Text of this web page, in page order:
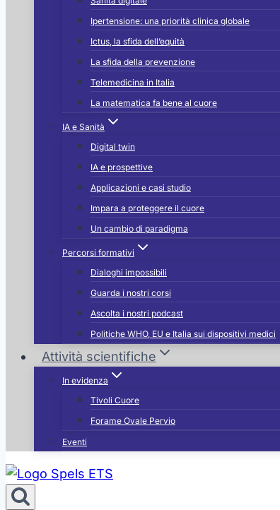
Ipertensione: una priorità clinica globale
Ictus, la sfida dell’equità
La sfida della prevenzione
Telemedicina in Italia
La matematica fa bene al cuore
IA e Sanità
Digital twin
IA e prospettive
Applicazioni e casi studio
Impara a proteggere il cuore
Un cambio di paradigma
Percorsi formativi
Dialoghi impossibili
Guarda i nostri corsi
Ascolta i nostri podcast
Politiche WHO, EU e Italia sui dispositivi medici
Attività scientifiche
In evidenza
Tivoli Cuore
Forame Ovale Pervio
Eventi